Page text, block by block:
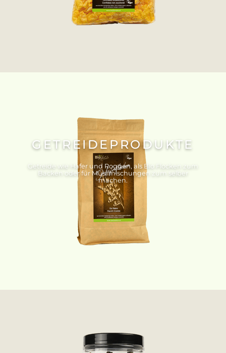
GETREIDEPRODUKTE
Getreide wie Hafer und Roggen, als Bio Flocken zum
Backen oder für Müslimischungen zum selber
machen.